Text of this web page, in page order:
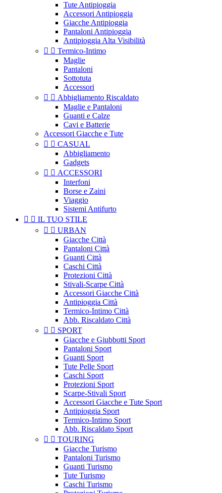
Tute Antipioggia
Accessori Antipioggia
Giacche Antipioggia
Pantaloni Antipioggia
Antipioggia Alta Visibilità
  Termico-Intimo
Maglie
Pantaloni
Sottotuta
Accessori
  Abbigliamento Riscaldato
Maglie e Pantaloni
Guanti e Calze
Cavi e Batterie
Accessori Giacche e Tute
  CASUAL
Abbigliamento
Gadgets
  ACCESSORI
Interfoni
Borse e Zaini
Viaggio
Sistemi Antifurto
  IL TUO STILE
  URBAN
Giacche Città
Pantaloni Città
Guanti Città
Caschi Città
Protezioni Città
Stivali-Scarpe Città
Accessori Giacche Città
Antipioggia Città
Termico-Intimo Città
Abb. Riscaldato Città
  SPORT
Giacche e Giubbotti Sport
Pantaloni Sport
Guanti Sport
Tute Pelle Sport
Caschi Sport
Protezioni Sport
Scarpe-Stivali Sport
Accessori Giacche e Tute Sport
Antipioggia Sport
Termico-Intimo Sport
Abb. Riscaldato Sport
  TOURING
Giacche Turismo
Pantaloni Turismo
Guanti Turismo
Tute Turismo
Caschi Turismo